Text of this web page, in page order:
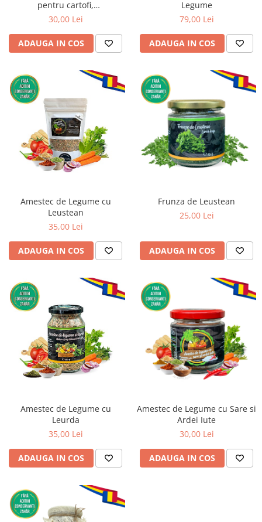
pentru cartofi,
sandwichuri, salate sau oua
30,00 Lei
ADAUGA IN COS
Legume
79,00 Lei
ADAUGA IN COS
Amestec de Legume cu
Leustean
35,00 Lei
ADAUGA IN COS
Frunza de Leustean
25,00 Lei
ADAUGA IN COS
Amestec de Legume cu
Leurda
35,00 Lei
ADAUGA IN COS
Amestec de Legume cu Sare si
Ardei Iute
30,00 Lei
ADAUGA IN COS